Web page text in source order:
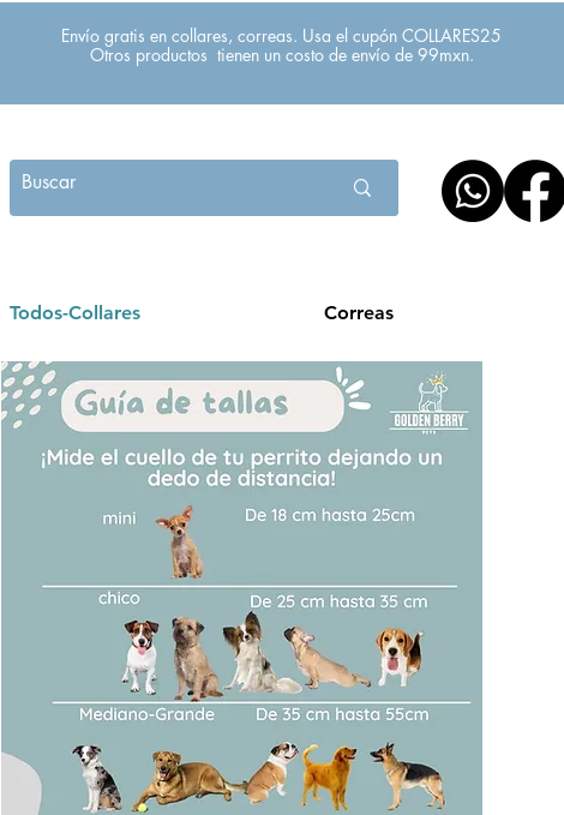
Envío gratis en collares, correas. Usa el cupón COLLARES25
Otros productos tienen un costo de envío de 99mxn.
Todos-Collares Correas